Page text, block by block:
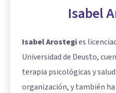
Isabel
Isabel Arostegies
Universidad de Deusto,
terapia psicológicas y
organización, y también